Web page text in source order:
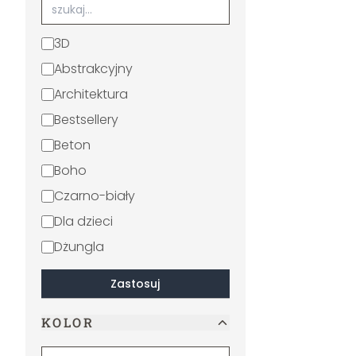
3D
Abstrakcyjny
Architektura
Bestsellery
Beton
Boho
Czarno-biały
Dla dzieci
Dżungla
Erotyzm
Feminizm
Filmy i telewizja
Geometryczny
Zastosuj
KOLOR